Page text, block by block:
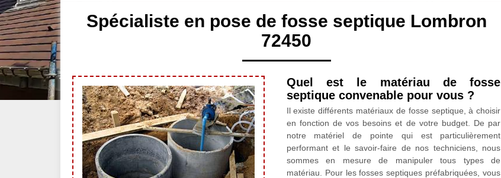
Spécialiste en pose de fosse septique Lombron
72450
Quel est le matériau de fosse
septique convenable pour vous ?
Il existe différents matériaux de fosse septique, à choisir
en fonction de vos besoins et de votre budget. De par
notre matériel de pointe qui est particulièrement
performant et le savoir-faire de nos techniciens, nous
sommes en mesure de manipuler tous types de
matériau. Pour les fosses septiques préfabriquées, vous